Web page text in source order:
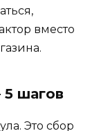
вместо
5 шагов
Это сбор